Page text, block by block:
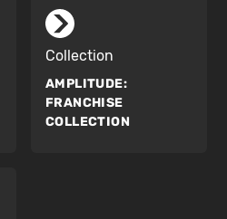
Collection
AMPLITUDE:
FRANCHISE
COLLECTION